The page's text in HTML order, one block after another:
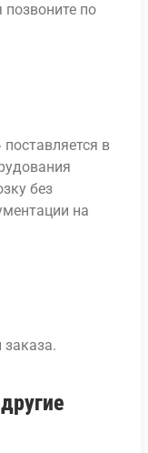
позвоните по
в
без
на